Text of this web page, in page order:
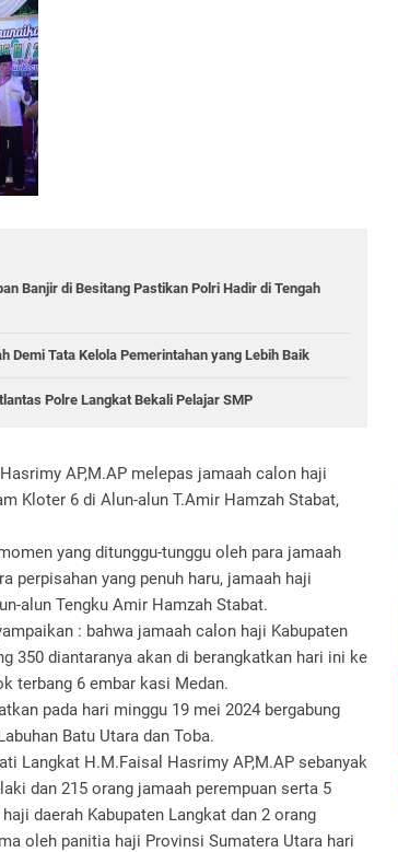
Banjir di Besitang Pastikan Polri Hadir di Tengah
Demi Tata Kelola Pemerintahan yang Lebih Baik
Polre Langkat Bekali Pelajar SMP
AP,M.AP melepas jamaah calon haji
Kloter 6 di Alun-alun T.Amir Hamzah Stabat,
yang ditunggu-tunggu oleh para jamaah
perpisahan yang penuh haru, jamaah haji
alun Tengku Amir Hamzah Stabat.
: bahwa jamaah calon haji Kabupaten
350 diantaranya akan di berangkatkan hari ini ke
terbang 6 embar kasi Medan.
pada hari minggu 19 mei 2024 bergabung
Batu Utara dan Toba.
Langkat H.M.Faisal Hasrimy AP,M.AP sebanyak
dan 215 orang jamaah perempuan serta 5
daerah Kabupaten Langkat dan 2 orang
oleh panitia haji Provinsi Sumatera Utara hari